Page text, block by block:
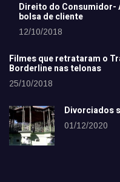
Direito do Consumidor-
bolsa de cliente
12/10/2018
Filmes que retrataram o
Borderline nas telonas
25/10/2018
Divorciados
01/12/2020